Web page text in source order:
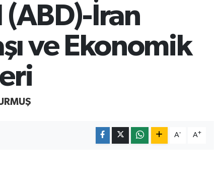
(ABD)-İran
ve Ekonomik
A- A+